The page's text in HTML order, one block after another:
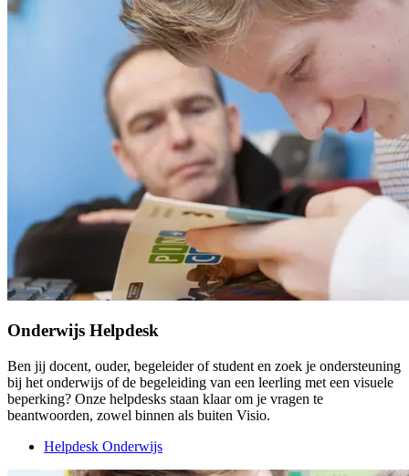
Onderwijs Helpdesk
Ben jij docent, ouder, begeleider of student en zoek je ondersteuning
bij het onderwijs of de begeleiding van een leerling met een visuele
beperking? Onze helpdesks staan klaar om je vragen te
beantwoorden, zowel binnen als buiten Visio.
Helpdesk Onderwijs